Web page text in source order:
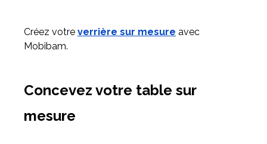
Créez votre verrière sur mesure avec
Mobibam.
Concevez votre table sur
mesure